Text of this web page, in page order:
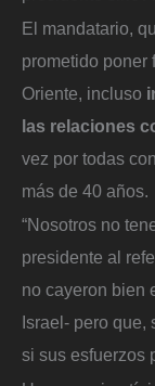
El mandatario,
prometido poner
Oriente, incluso
las relaciones
vez por todas
más de 40 años.
“Nosotros no
presidente al
no cayeron bien
Israel- pero que,
si sus esfuerzos